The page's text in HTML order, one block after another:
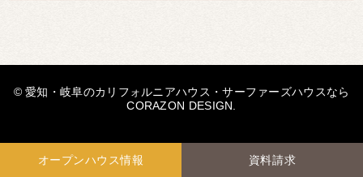
オープンハウス情報 資料請求
© 愛知・岐阜のカリフォルニアハウス・サーファーズハウスなら
CORAZON DESIGN.